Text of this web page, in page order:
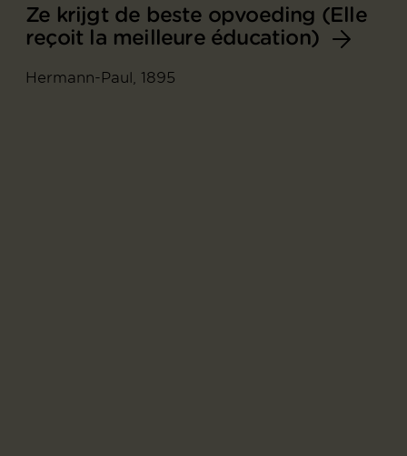
Ze krijgt de beste opvoeding (Elle
reçoit la meilleure éducation)
Hermann-Paul, 1895